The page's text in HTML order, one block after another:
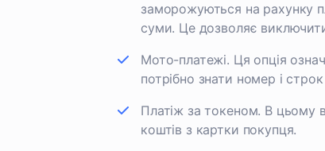
заморожуються на рахунку
суми. Це дозволяє
Мото-платежі. Ця опція
потрібно знати номер і
Платіж за токеном. В цьому
коштів з картки покупця.